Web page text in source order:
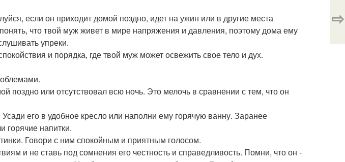
если он приходит домой поздно, идет на ужин или в другие места
что твой муж живет в мире напряжения и давления, поэтому дома ему
упреки.
и порядка, где твой муж может освежить свое тело и дух.
поздно или отсутствовал всю ночь. Это мелочь в сравнении с тем, что он
его в удобное кресло или наполни ему горячую ванну. Заранее
горячие напитки.
Говори с ним спокойным и приятным голосом.
и не ставь под сомнения его честность и справедливость. Помни, что он -
⇨